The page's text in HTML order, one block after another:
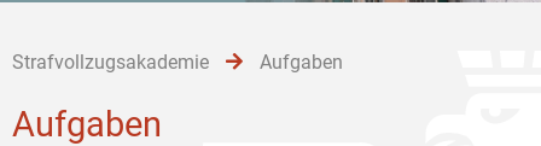
Strafvollzugsakademie Aufgaben
Aufgaben